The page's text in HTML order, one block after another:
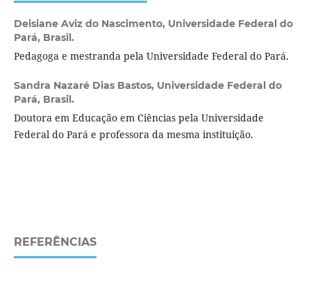
Deisiane Aviz do Nascimento, Universidade Federal do
Pará, Brasil.
Pedagoga e mestranda pela Universidade Federal do Pará.
Sandra Nazaré Dias Bastos, Universidade Federal do
Pará, Brasil.
Doutora em Educação em Ciências pela Universidade
Federal do Pará e professora da mesma instituição.
REFERÊNCIAS